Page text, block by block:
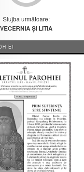
Slujba următoare:
VECERNIA ȘI LITIA